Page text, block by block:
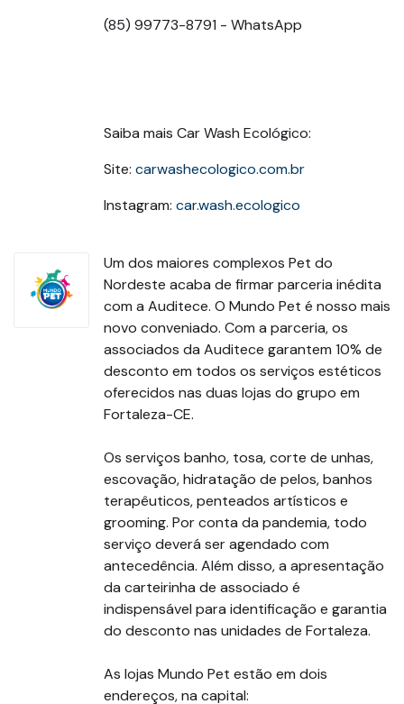
(85) 99773-8791 - WhatsApp
Saiba mais Car Wash Ecológico:
Site: carwashecologico.com.br
Instagram: car.wash.ecologico
Um dos maiores complexos Pet do
Nordeste acaba de firmar parceria inédita
com a Auditece. O Mundo Pet é nosso mais
novo conveniado. Com a parceria, os
associados da Auditece garantem 10% de
desconto em todos os serviços estéticos
oferecidos nas duas lojas do grupo em
Fortaleza-CE.
Os serviços banho, tosa, corte de unhas,
escovação, hidratação de pelos, banhos
terapêuticos, penteados artísticos e
grooming. Por conta da pandemia, todo
serviço deverá ser agendado com
antecedência. Além disso, a apresentação
da carteirinha de associado é
indispensável para identificação e garantia
do desconto nas unidades de Fortaleza.
As lojas Mundo Pet estão em dois
endereços, na capital: